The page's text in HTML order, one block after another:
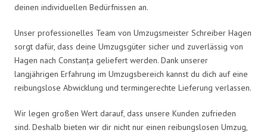
deinen individuellen Bedürfnissen an.
Unser professionelles Team von Umzugsmeister Schreiber Hagen
sorgt dafür, dass deine Umzugsgüter sicher und zuverlässig von
Hagen nach Constanța geliefert werden. Dank unserer
langjährigen Erfahrung im Umzugsbereich kannst du dich auf eine
reibungslose Abwicklung und termingerechte Lieferung verlassen.
Wir legen großen Wert darauf, dass unsere Kunden zufrieden
sind. Deshalb bieten wir dir nicht nur einen reibungslosen Umzug,